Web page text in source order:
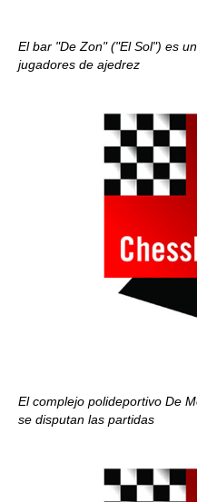
El bar "De Zon" ("El Sol") es
jugadores de ajedrez
El complejo polideportivo De
se disputan las partidas